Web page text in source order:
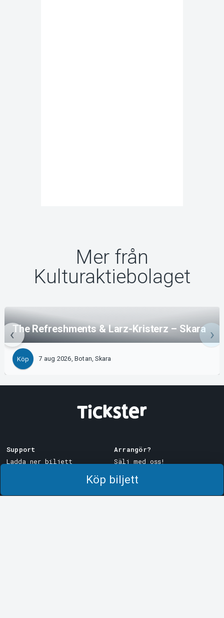
Köp biljett
Mer från
Kulturaktiebolaget
The Refreshments & Larz-Kristerz – Skara
Köp 7 aug 2026, Botan, Skara
Support
Ladda ner biljett
Arrangör?
Sälj med oss!
Logga in i Manager